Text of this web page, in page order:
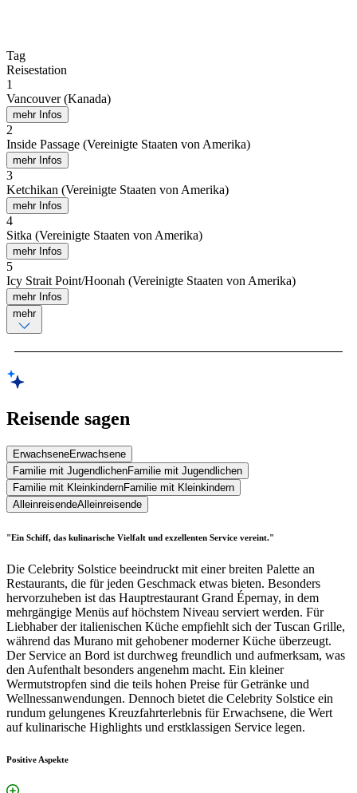
Tag
Reisestation
1
Vancouver (Kanada)
mehr Infos
2
Inside Passage (Vereinigte Staaten von Amerika)
mehr Infos
3
Ketchikan (Vereinigte Staaten von Amerika)
mehr Infos
4
Sitka (Vereinigte Staaten von Amerika)
mehr Infos
5
Icy Strait Point/Hoonah (Vereinigte Staaten von Amerika)
mehr Infos
mehr
Reisende sagen
ErwachseneErwachsene
Familie mit JugendlichenFamilie mit Jugendlichen
Familie mit KleinkindernFamilie mit Kleinkindern
AlleinreisendeAlleinreisende
"Ein Schiff, das kulinarische Vielfalt und exzellenten Service vereint."
Die Celebrity Solstice beeindruckt mit einer breiten Palette an
Restaurants, die für jeden Geschmack etwas bieten. Besonders
hervorzuheben ist das Hauptrestaurant Grand Épernay, in dem
mehrgängige Menüs auf höchstem Niveau serviert werden. Für
Liebhaber der italienischen Küche empfiehlt sich der Tuscan Grille,
während das Murano mit gehobener moderner Küche überzeugt.
Der Service an Bord ist durchweg freundlich und aufmerksam, was
den Aufenthalt besonders angenehm macht. Ein kleiner
Wermutstropfen sind die teils hohen Preise für Getränke und
Wellnessanwendungen. Dennoch bietet die Celebrity Solstice ein
rundum gelungenes Kreuzfahrterlebnis für Erwachsene, die Wert
auf kulinarische Highlights und erstklassigen Service legen.
Positive Aspekte